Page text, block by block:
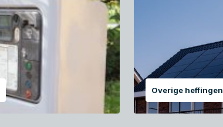
Overige heffingen